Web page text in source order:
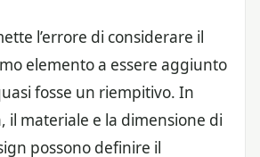
l’errore di considerare il
elemento a essere aggiunto
fosse un riempitivo. In
il materiale e la dimensione di
possono definire il